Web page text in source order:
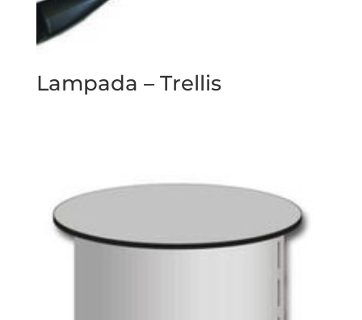
Lampada – Trellis